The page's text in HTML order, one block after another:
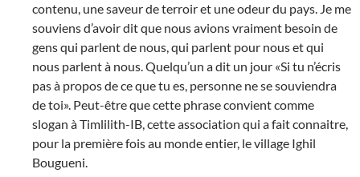
contenu, une saveur de terroir et une odeur du pays. Je me
souviens d’avoir dit que nous avions vraiment besoin de
gens qui parlent de nous, qui parlent pour nous et qui
nous parlent à nous. Quelqu’un a dit un jour «Si tu n’écris
pas à propos de ce que tu es, personne ne se souviendra
de toi». Peut-être que cette phrase convient comme
slogan à Timlilith-IB, cette association qui a fait connaitre,
pour la première fois au monde entier, le village Ighil
Bougueni.